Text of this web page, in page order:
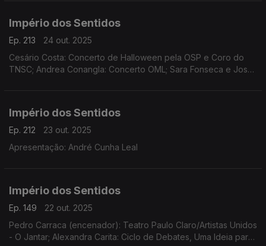
Império dos Sentidos
Ep. 213
24 out. 2025
Cesário Costa: Concerto de Halloween pela OSP e Coro do
TNSC; Andrea Conangla: Concerto OML; Sara Fonseca e José
Império dos Sentidos
Ep. 212
23 out. 2025
Apresentação: André Cunha Leal
Império dos Sentidos
Ep. 149
22 out. 2025
Pedro Carraca (encenador): Teatro Paulo Claro/Artistas Unidos
- O Jantar; Alexandra Carita: Ciclo de Debates, Uma Ideia para